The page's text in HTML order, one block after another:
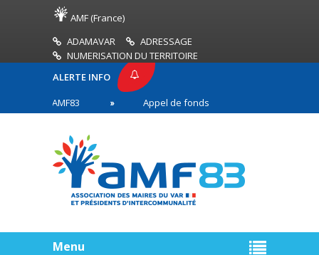
AMF (France)
ADAMAVAR
ADRESSAGE
NUMERISATION DU TERRITOIRE
ALERTE INFO
AMF83
Appel de fonds incendies de forêt
en première ligne
Menu